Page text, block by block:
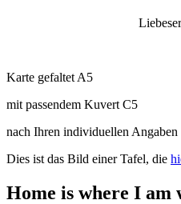
Karte gefaltet A5
mit passendem Kuvert C5
nach Ihren individuellen Angaben
Dies ist das Bild einer Tafel, die
Home is where I am